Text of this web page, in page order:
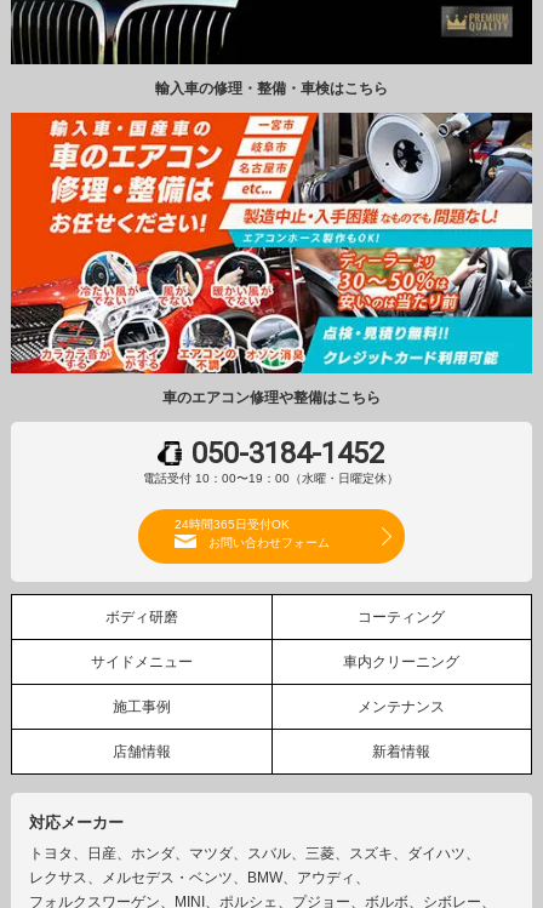
輸入車の修理・整備・車検はこちら
車のエアコン修理や整備はこちら
050-3184-1452
電話受付 10：00〜19：00（水曜・日曜定休）
24時間365日受付OK
お問い合わせフォーム
ボディ研磨 コーティング
サイドメニュー 車内クリーニング
施工事例 メンテナンス
店舗情報 新着情報
対応メーカー
トヨタ、 日産、 ホンダ、 マツダ、 スバル、 三菱、 スズキ、 ダイハツ、
レクサス、
メルセデス・ベンツ、 BMW、 アウディ、
フォルクスワーゲン、
MINI、 ポルシェ、 プジョー、 ボルボ、 シボレー、